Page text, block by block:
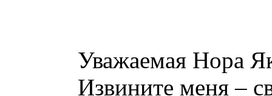
Уважаемая Нора
Извините меня –